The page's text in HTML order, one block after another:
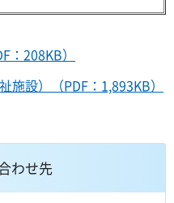
：208KB）
設）（PDF：1,893KB）
わせ先